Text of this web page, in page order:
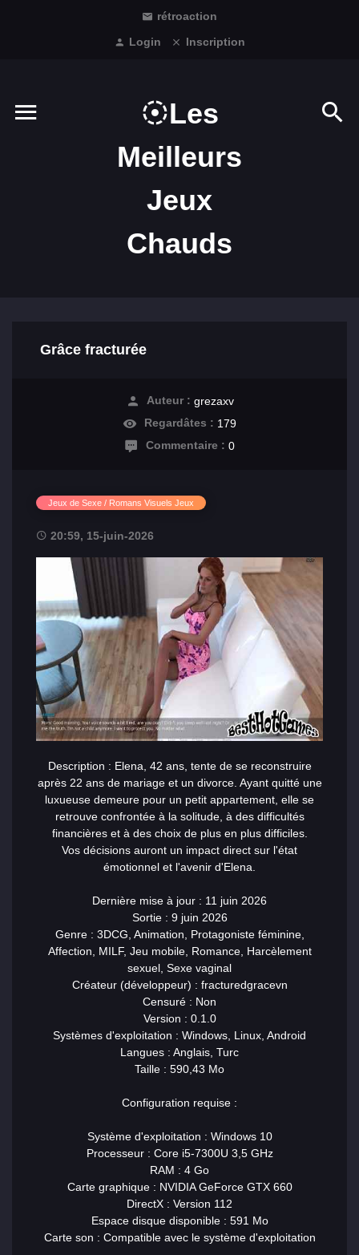
rétroaction
Login
Inscription
Les
Meilleurs
Jeux
Chauds
Grâce fracturée
Auteur : grezaxv
Regardâtes : 179
Commentaire : 0
Jeux de Sexe / Romans Visuels Jeux
20:59, 15-juin-2026
Description : Elena, 42 ans, tente de se reconstruire
après 22 ans de mariage et un divorce. Ayant quitté une
luxueuse demeure pour un petit appartement, elle se
retrouve confrontée à la solitude, à des difficultés
financières et à des choix de plus en plus difficiles.
Vos décisions auront un impact direct sur l'état
émotionnel et l'avenir d'Elena.
Dernière mise à jour : 11 juin 2026
Sortie : 9 juin 2026
Genre : 3DCG, Animation, Protagoniste féminine,
Affection, MILF, Jeu mobile, Romance, Harcèlement
sexuel, Sexe vaginal
Créateur (développeur) : fracturedgracevn
Censuré : Non
Version : 0.1.0
Systèmes d'exploitation : Windows, Linux, Android
Langues : Anglais, Turc
Taille : 590,43 Mo
Configuration requise :
Système d'exploitation : Windows 10
Processeur : Core i5-7300U 3,5 GHz
RAM : 4 Go
Carte graphique : NVIDIA GeForce GTX 660
DirectX : Version 112
Espace disque disponible : 591 Mo
Carte son : Compatible avec le système d'exploitation